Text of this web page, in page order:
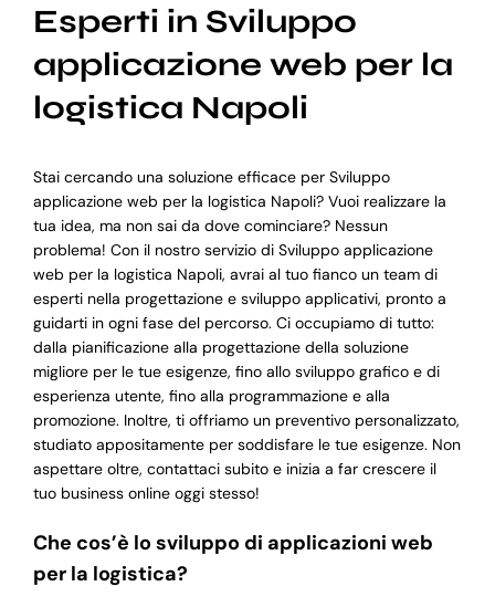
Esperti in Sviluppo
applicazione web per la
logistica Napoli
Stai cercando una soluzione efficace per Sviluppo
applicazione web per la logistica Napoli? Vuoi realizzare la
tua idea, ma non sai da dove cominciare? Nessun
problema! Con il nostro servizio di Sviluppo applicazione
web per la logistica Napoli, avrai al tuo fianco un team di
esperti nella progettazione e sviluppo applicativi, pronto a
guidarti in ogni fase del percorso. Ci occupiamo di tutto:
dalla pianificazione alla progettazione della soluzione
migliore per le tue esigenze, fino allo sviluppo grafico e di
esperienza utente, fino alla programmazione e alla
promozione. Inoltre, ti offriamo un preventivo personalizzato,
studiato appositamente per soddisfare le tue esigenze. Non
aspettare oltre, contattaci subito e inizia a far crescere il
tuo business online oggi stesso!
Che cos’è lo sviluppo di applicazioni web
per la logistica?